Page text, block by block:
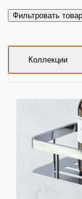
Фильтровать
Коллекции